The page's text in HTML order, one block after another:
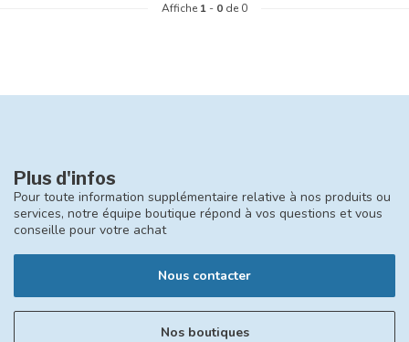
Affiche 1 - 0 de 0
Plus d'infos
Pour toute information supplémentaire relative à nos produits ou
services, notre équipe boutique répond à vos questions et vous
conseille pour votre achat
Nous contacter
Nos boutiques